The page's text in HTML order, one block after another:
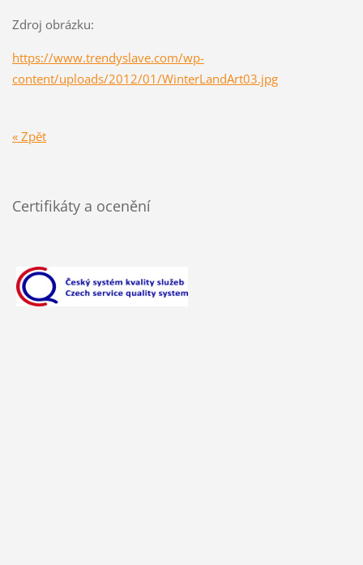
Zdroj obrázku:
https://www.trendyslave.com/wp-
content/uploads/2012/01/WinterLandArt03.jpg
« Zpět
Certifikáty a ocenění